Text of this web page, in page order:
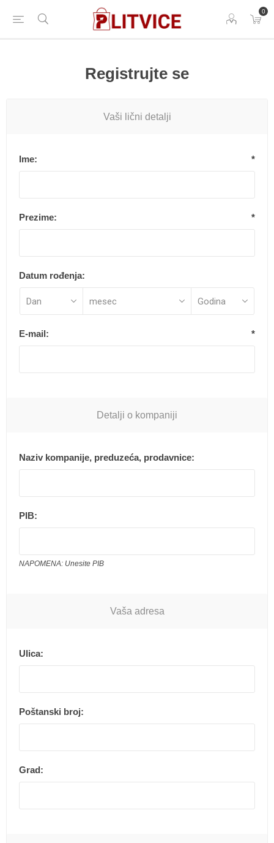
0
Registrujte se
Vaši lični detalji
Ime: *
Prezime: *
Datum rođenja:
E-mail: *
Detalji o kompaniji
Naziv kompanije, preduzeća, prodavnice:
PIB:
NAPOMENA: Unesite PIB
Vaša adresa
Ulica:
Poštanski broj:
Grad: